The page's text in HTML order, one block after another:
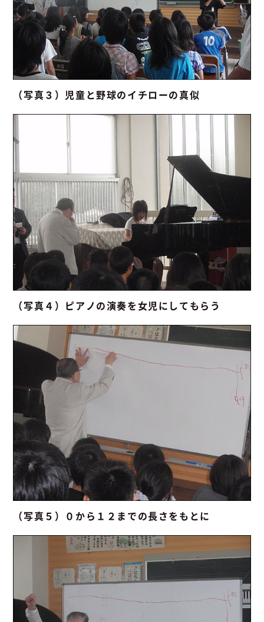
（写真３）児童と野球のイチローの真似
（写真４）ピアノの演奏を女児にしてもらう
（写真５）０から１２までの長さをもとに